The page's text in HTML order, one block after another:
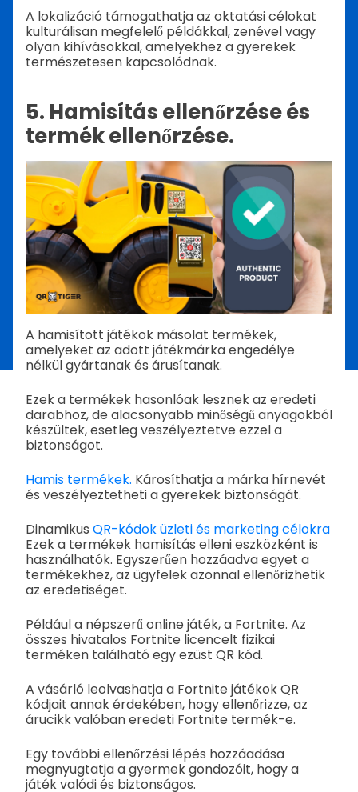
A lokalizáció támogathatja az oktatási célokat
kulturálisan megfelelő példákkal, zenével vagy
olyan kihívásokkal, amelyekhez a gyerekek
természetesen kapcsolódnak.
5. Hamisítás ellenőrzése és
termék ellenőrzése.
A hamisított játékok másolat termékek,
amelyeket az adott játékmárka engedélye
nélkül gyártanak és árusítanak.
Ezek a termékek hasonlóak lesznek az eredeti
darabhoz, de alacsonyabb minőségű anyagokból
készültek, esetleg veszélyeztetve ezzel a
biztonságot.
Hamis termékek. Károsíthatja a márka hírnevét
és veszélyeztetheti a gyerekek biztonságát.
Dinamikus QR-kódok üzleti és marketing célokra
Ezek a termékek hamisítás elleni eszközként is
használhatók. Egyszerűen hozzáadva egyet a
termékekhez, az ügyfelek azonnal ellenőrizhetik
az eredetiséget.
Például a népszerű online játék, a Fortnite. Az
összes hivatalos Fortnite licencelt fizikai
terméken található egy ezüst QR kód.
A vásárló leolvashatja a Fortnite játékok QR
kódjait annak érdekében, hogy ellenőrizze, az
árucikk valóban eredeti Fortnite termék-e.
Egy további ellenőrzési lépés hozzáadása
megnyugtatja a gyermek gondozóit, hogy a
játék valódi és biztonságos.